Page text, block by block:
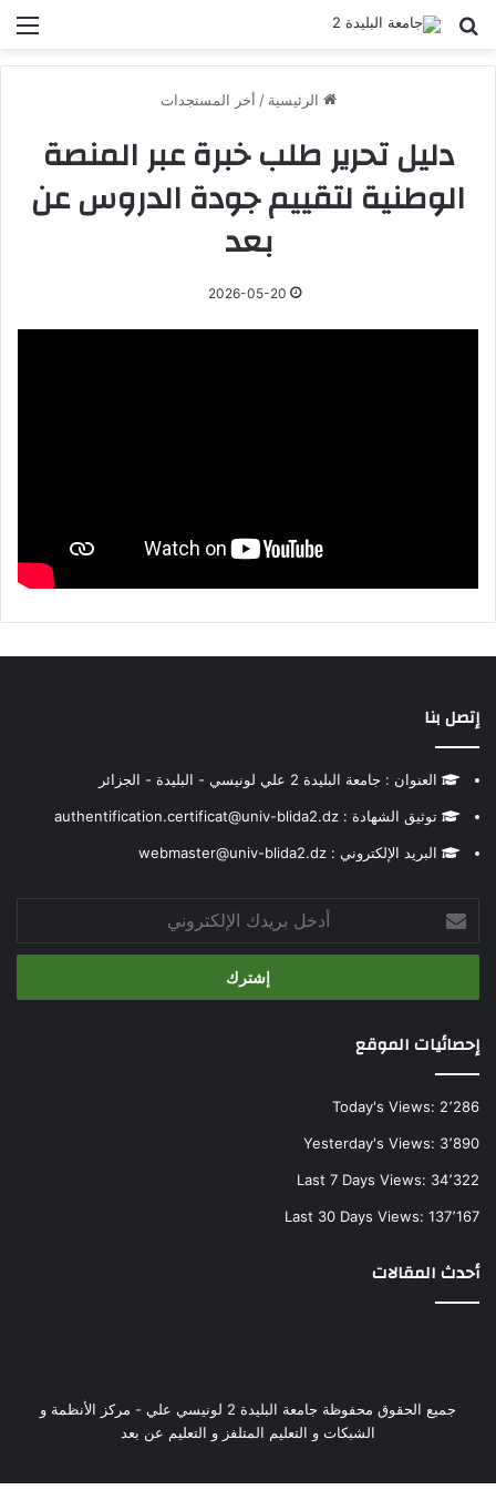
بحث عن
الرئيسية / أخر المستجدات
دليل تحرير طلب خبرة عبر المنصة
الوطنية لتقييم جودة الدروس عن
بعد
2026-05-20
إتصل بنا
العنوان : جامعة البليدة 2 علي لونيسي - البليدة - الجزائر
توثيق الشهادة : authentification.certificat@univ-blida2.dz
البريد الإلكتروني : webmaster@univ-blida2.dz
بريدك
الإلكتروني
إحصائيات الموقع
Today's Views: 2٬286
Yesterday's Views: 3٬890
Last 7 Days Views: 34٬322
Last 30 Days Views: 137٬167
أحدث المقالات
جميع الحقوق محفوظة جامعة البليدة 2 لونيسي علي - مركز الأنظمة و
الشبكات و التعليم المتلفز و التعليم عن بعد